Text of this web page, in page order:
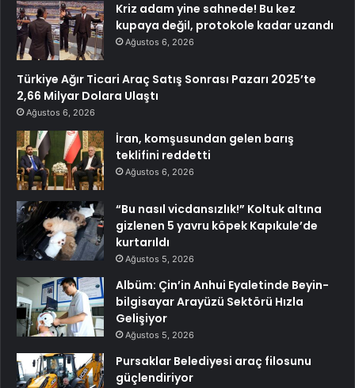
Kriz adam yine sahnede! Bu kez
kupaya değil, protokole kadar uzandı
Ağustos 6, 2026
Türkiye Ağır Ticari Araç Satış Sonrası Pazarı 2025’te
2,66 Milyar Dolara Ulaştı
Ağustos 6, 2026
İran, komşusundan gelen barış
teklifini reddetti
Ağustos 6, 2026
“Bu nasıl vicdansızlık!” Koltuk altına
gizlenen 5 yavru köpek Kapıkule’de
kurtarıldı
Ağustos 5, 2026
Albüm: Çin’in Anhui Eyaletinde Beyin-
bilgisayar Arayüzü Sektörü Hızla
Gelişiyor
Ağustos 5, 2026
Pursaklar Belediyesi araç filosunu
güçlendiriyor